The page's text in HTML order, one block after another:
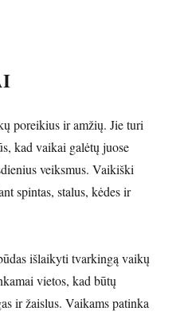
poreikius ir amžių. Jie turi
kad vaikai galėtų juose
veiksmus. Vaikiški
spintas, stalus, kėdes ir
išlaikyti tvarkingą vaikų
vietos, kad būtų
ir žaislus. Vaikams patinka